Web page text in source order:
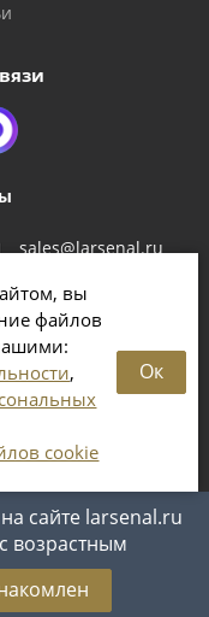
вы
файлов
,
cookie
Ок
сайте larsenal.ru
возрастным
sales@larsenal.ru
8 Б